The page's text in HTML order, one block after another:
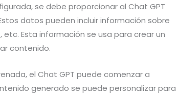
se debe proporcionar al Chat GPT
datos pueden incluir información sobre
Esta información se usa para crear un
contenido.
el Chat GPT puede comenzar a
generado se puede personalizar para